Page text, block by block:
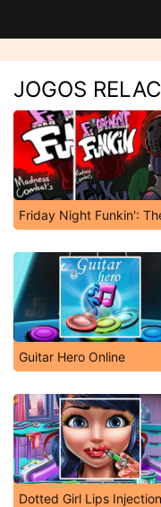
JOGOS
Friday Night Funkin':
Guitar Hero Online
Dotted Girl Lips